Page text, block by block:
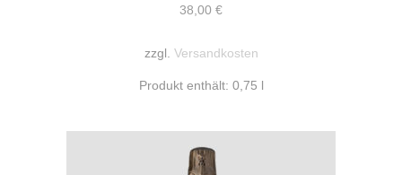
38,00 €
zzgl. Versandkosten
Produkt enthält: 0,75 l